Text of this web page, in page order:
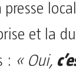
et la
: « Oui,